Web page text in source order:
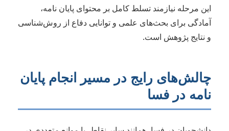
این مرحله نیازمند تسلط کامل بر محتوای پایان نامه،
آمادگی برای بحث‌های علمی و توانایی دفاع از روش‌شناسی
و نتایج پژوهش است.
چالش‌های رایج در مسیر انجام پایان
نامه در فسا